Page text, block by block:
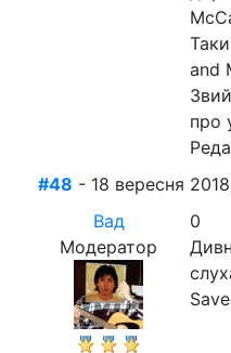
and
про
#48 - 18 вересня
Вад
Модератор
0